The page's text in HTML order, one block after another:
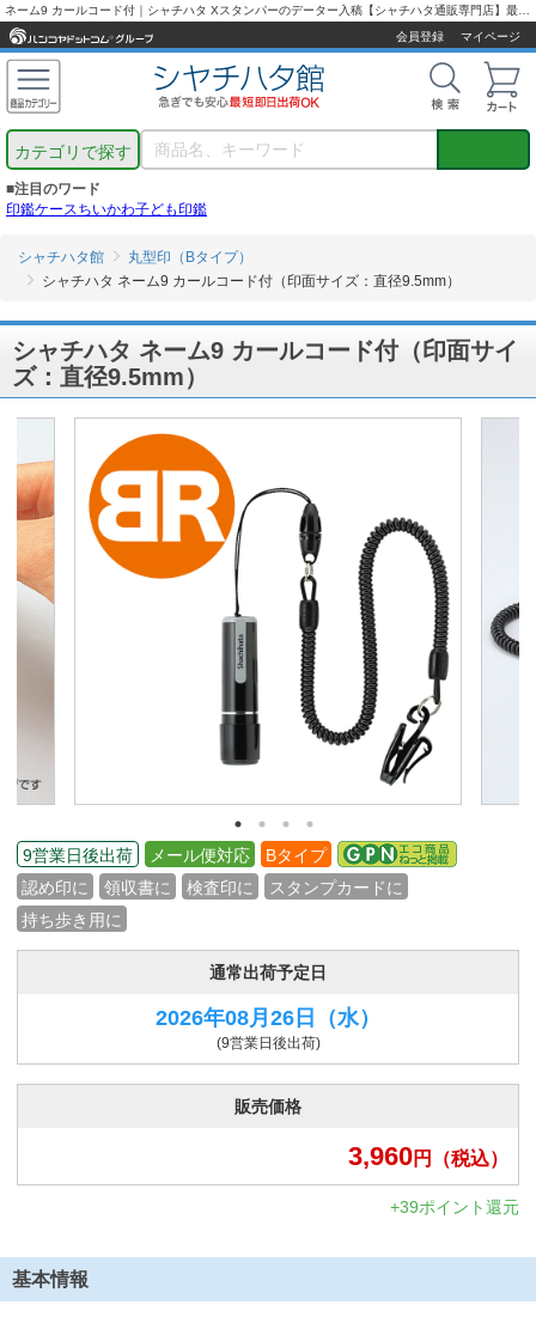
会員登録
マイページ
カテゴリで探す
■注目のワード
印鑑ケースちいかわ子ども印鑑
シャチハタ館
丸型印（Bタイプ）
シャチハタ ネーム9 カールコード付（印面サイズ：直径9.5mm）
シャチハタ ネーム9 カールコード付（印面サイ
ズ：直径9.5mm）
9営業日後出荷 メール便対応
Bタイプ
認め印に
領収書に 検査印に
スタンプカードに
持ち歩き用に
通常出荷予定日
2026年08月26日 （水）
(9営業日後出荷)
販売価格
3,960円 （税込）
+39ポイント還元
基本情報